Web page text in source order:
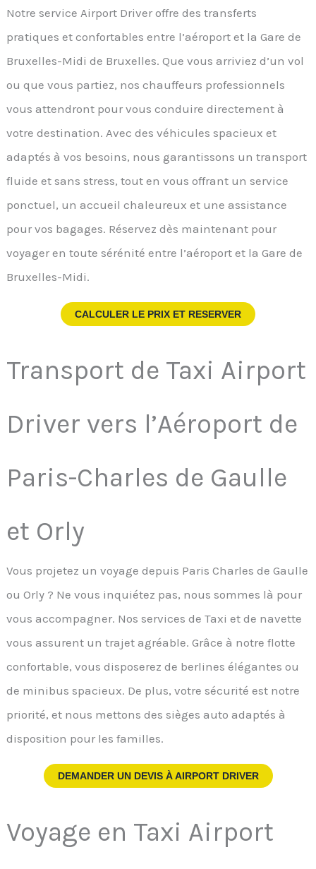
Notre service Airport Driver offre des transferts
pratiques et confortables entre l’aéroport et la Gare de
Bruxelles-Midi de Bruxelles. Que vous arriviez d’un vol
ou que vous partiez, nos chauffeurs professionnels
vous attendront pour vous conduire directement à
votre destination. Avec des véhicules spacieux et
adaptés à vos besoins, nous garantissons un transport
fluide et sans stress, tout en vous offrant un service
ponctuel, un accueil chaleureux et une assistance
pour vos bagages. Réservez dès maintenant pour
voyager en toute sérénité entre l’aéroport et la Gare de
Bruxelles-Midi.
CALCULER LE PRIX ET RESERVER
Transport de Taxi Airport
Driver vers l’Aéroport de
Paris-Charles de Gaulle
et Orly
Vous projetez un voyage depuis Paris Charles de Gaulle
ou Orly ? Ne vous inquiétez pas, nous sommes là pour
vous accompagner. Nos services de Taxi et de navette
vous assurent un trajet agréable. Grâce à notre flotte
confortable, vous disposerez de berlines élégantes ou
de minibus spacieux. De plus, votre sécurité est notre
priorité, et nous mettons des sièges auto adaptés à
disposition pour les familles.
DEMANDER UN DEVIS ÀAIRPORT DRIVER
Voyage en Taxi Airport